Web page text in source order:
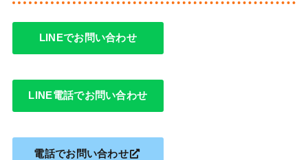
LINEでお問い合わせ
LINE電話でお問い合わせ
電話でお問い合わせ